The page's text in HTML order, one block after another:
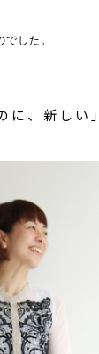
した。
に、新しい」